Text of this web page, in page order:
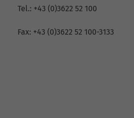
Tel.: +43 (0)3622 52 100
Fax: +43 (0)3622 52 100-3133